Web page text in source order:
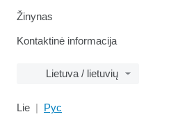
Žinynas
Kontaktinė informacija
Lietuva / lietuvių
Lie Рус